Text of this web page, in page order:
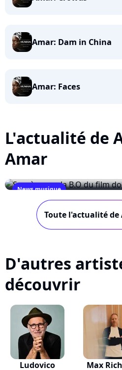
Amar: Dam in China
Amar: Faces
L'actualité de
Amar
News musique
Succès pour la B.O du
"Home"Toute l'actualité de
D'autres
découvrir
Ludovico
Max